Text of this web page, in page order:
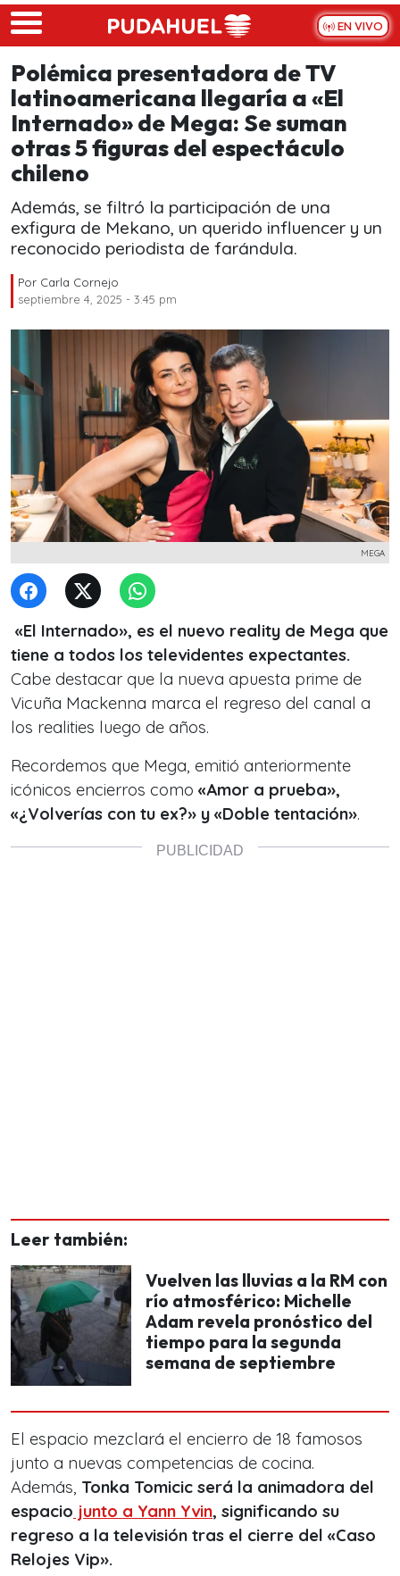
Skip to main content
EN VIVO
Polémica presentadora de TV
latinoamericana llegaría a «El
Internado» de Mega: Se suman
otras 5 figuras del espectáculo
chileno
Además, se filtró la participación de una
exfigura de Mekano, un querido influencer y un
reconocido periodista de farándula.
Por Carla Cornejo
septiembre 4, 2025 - 3:45 pm
MEGA
«El Internado», es el nuevo reality de Mega que
tiene a todos los televidentes expectantes.
Cabe destacar que la nueva apuesta prime de
Vicuña Mackenna marca el regreso del canal a
los realities luego de años.
Recordemos que Mega, emitió anteriormente
icónicos encierros como «Amor a prueba»,
«¿Volverías con tu ex?» y «Doble tentación».
Leer también:
Vuelven las lluvias a la RM con
río atmosférico: Michelle
Adam revela pronóstico del
tiempo para la segunda
semana de septiembre
El espacio mezclará el encierro de 18 famosos
junto a nuevas competencias de cocina.
Además, Tonka Tomicic será la animadora del
espacio junto a Yann Yvin, significando su
regreso a la televisión tras el cierre del «Caso
Relojes Vip».